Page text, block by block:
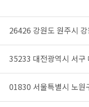
26426 강원도 원주시
35233 대전광역시 서구
01830 서울특별시 노원